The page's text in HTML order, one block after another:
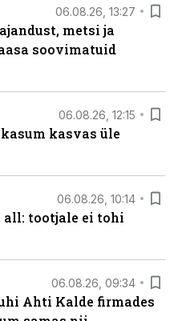
06.08.26, 13:27
metsi ja
soovimatuid
06.08.26, 12:15
kasvas üle
06.08.26, 10:14
tootjale ei tohi
06.08.26, 09:34
Ahti Kalde firmades